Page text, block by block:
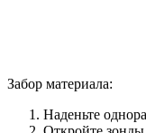
Забор материала:
Наденьте